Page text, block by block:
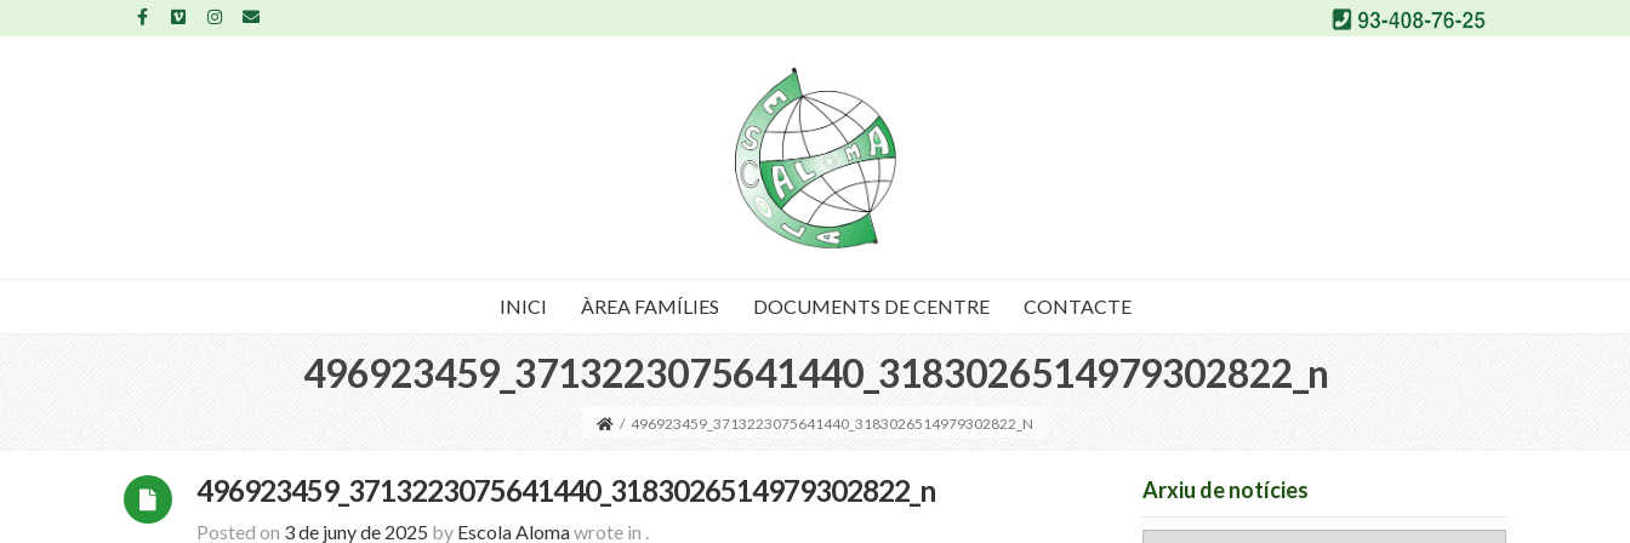
INICI ÀREA FAMÍLIES DOCUMENTS DE CENTRE CONTACTE
496923459_3713223075641440_3183026514979302822_n
/ 496923459_3713223075641440_3183026514979302822_N
496923459_3713223075641440_3183026514979302822_n
Posted on 3 de juny de 2025 by Escola Alomawrote in .
Arxiu de notícies